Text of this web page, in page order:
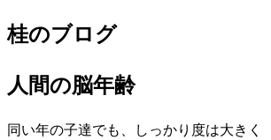
桂のブログ
人間の脳年齢
同い年の子達でも、しっかり度は大きく